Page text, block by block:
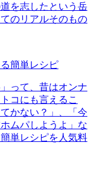
を志したという岳
のリアルそのもの
簡単レシピ
って、昔はオンナ
コにも言えるこ
かない？」、「今
ムパしようよ」な
単レシピを人気料